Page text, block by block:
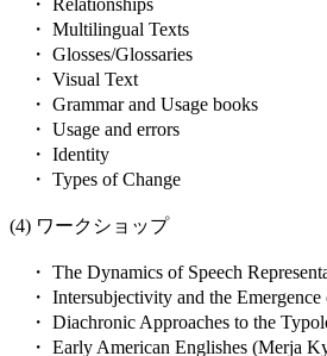
・ Multilingual Texts
・ Glosses/Glossaries
・ Visual Text
・ Grammar and Usage books
・ Usage and errors
・ Identity
・ Types of Change
(4) ワークショップ
・ The Dynamics of Speech
・ Intersubjectivity and the
・ Diachronic Approaches to the
・ Early American Englishes (Merja